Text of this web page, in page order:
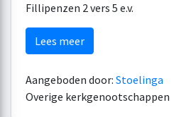
Fillipenzen 2 vers 5 e.v.
Lees meer
Aangeboden door: Stoelinga
Overige kerkgenootschappen